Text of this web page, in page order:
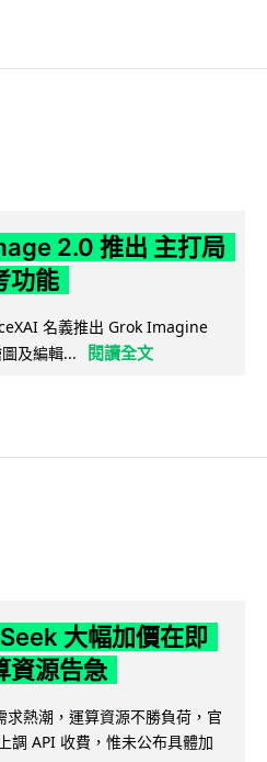
2.0 推出 主打局
功能
名義推出 Grok Imagine
及編輯...
閱讀全文
大幅加價在即
資源告急
熱潮，運算資源不勝負荷，官
調 API 收費，惟未公布具體加